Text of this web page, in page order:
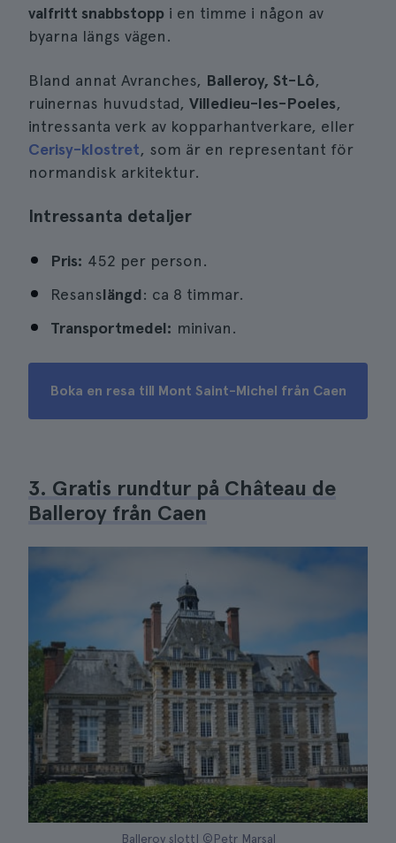
valfritt snabbstopp i en timme i någon av
byarna längs vägen.
Bland annat Avranches, Balleroy, St-Lô,
ruinernas huvudstad, Villedieu-les-Poeles,
intressanta verk av kopparhantverkare, eller
Cerisy-klostret, som är en representant för
normandisk arkitektur.
Intressanta detaljer
Pris: 452 per person.
Resanslängd: ca 8 timmar.
Transportmedel: minivan.
Boka en resa till Mont Saint-Michel från Caen
3. Gratis rundtur på Château de
Balleroy från Caen
Balleroy slott| ©Petr Marsal